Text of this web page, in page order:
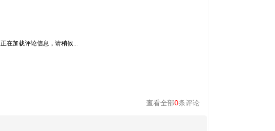
正在加载评论信息，请稍候...
查看全部0条评论